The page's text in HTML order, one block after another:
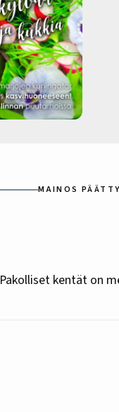
MAINOS
Pakolliset kentät on